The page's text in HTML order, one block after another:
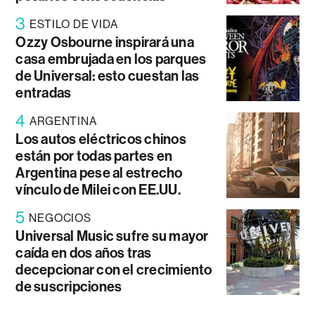
3 ESTILO DE VIDA
Ozzy Osbourne inspirará una
casa embrujada en los parques
de Universal: esto cuestan las
entradas
4 ARGENTINA
Los autos eléctricos chinos
están por todas partes en
Argentina pese al estrecho
vínculo de Milei con EE.UU.
5 NEGOCIOS
Universal Music sufre su mayor
caída en dos años tras
decepcionar con el crecimiento
de suscripciones